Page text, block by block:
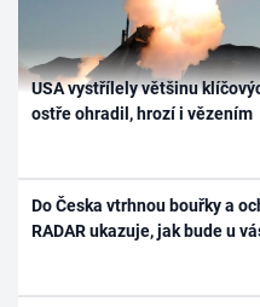
USA vystřílely většinu
ostře ohradil, hrozí i vězením
Do Česka vtrhnou bouřky a
RADAR ukazuje, jak bude u